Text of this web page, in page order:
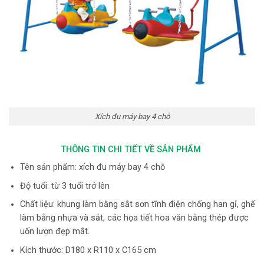
Xích đu máy bay 4 chỗ
THÔNG TIN CHI TIẾT VỀ SẢN PHẨM
Tên sản phẩm: xích đu máy bay 4 chỗ
Độ tuổi: từ 3 tuổi trở lên
Chất liệu: khung làm bằng sắt sơn tĩnh điện chống han gỉ, ghế
làm bằng nhựa và sắt, các họa tiết hoa văn bằng thép được
uốn lượn đẹp mắt.
Kích thước: D180 x R110 x C165 cm